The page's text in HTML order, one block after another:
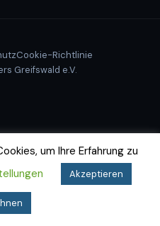
Cookie-Richtlinie
Greifswald e.V.
um Ihre Erfahrung zu
Akzeptieren